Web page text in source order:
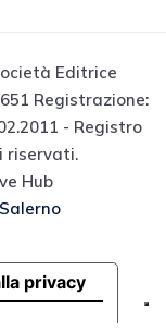
Editrice
Registrazione:
- Registro
riservati.
Hub
privacy